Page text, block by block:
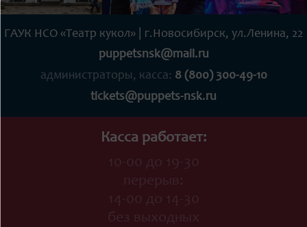
ГАУК НСО «Театр кукол» | г.Новосибирск, ул.Ленина, 22
puppetsnsk@mail.ru
администраторы, касса: 8 (800) 300-49-10
tickets@puppets-nsk.ru
Касса работает:
10-00 до 19-30
перерыв:
14-00 до 14-30
без выходных